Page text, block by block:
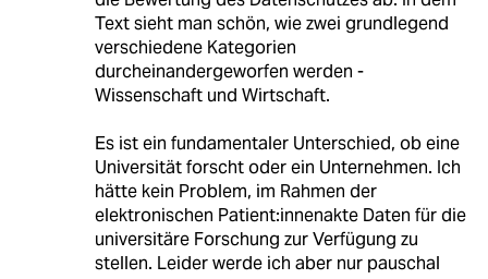
Text sieht man schön, wie zwei grundlegend
verschiedene Kategorien
durcheinandergeworfen werden -
Wissenschaft und Wirtschaft.
Es ist ein fundamentaler Unterschied, ob eine
Universität forscht oder ein Unternehmen. Ich
hätte kein Problem, im Rahmen der
elektronischen Patient:innenakte Daten für die
universitäre Forschung zur Verfügung zu
stellen. Leider werde ich aber nur pauschal